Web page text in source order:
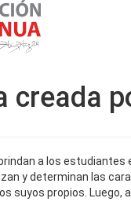
creada
a los estudiantes
y determinan las
suyos propios. Luego,